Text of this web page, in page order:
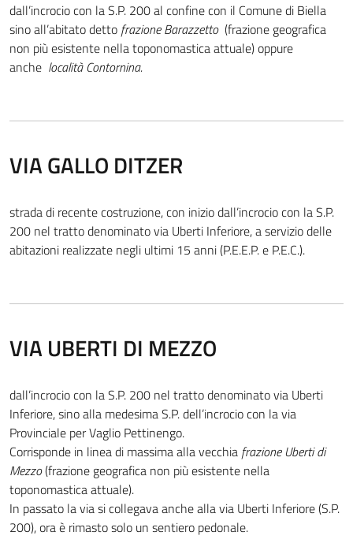
dall’incrocio con la S.P. 200 al confine con il Comune di Biella
sino all’abitato detto frazione Barazzetto (frazione geografica
non più esistente nella toponomastica attuale) oppure
anche località Contornina.
VIA GALLO DITZER
strada di recente costruzione, con inizio dall’incrocio con la S.P.
200 nel tratto denominato via Uberti Inferiore, a servizio delle
abitazioni realizzate negli ultimi 15 anni (P.E.E.P. e P.E.C.).
VIA UBERTI DI MEZZO
dall’incrocio con la S.P. 200 nel tratto denominato via Uberti
Inferiore, sino alla medesima S.P. dell’incrocio con la via
Provinciale per Vaglio Pettinengo.
Corrisponde in linea di massima alla vecchia frazione Uberti di
Mezzo(frazione geografica non più esistente nella
toponomastica attuale).
In passato la via si collegava anche alla via Uberti Inferiore (S.P.
200), ora è rimasto solo un sentiero pedonale.